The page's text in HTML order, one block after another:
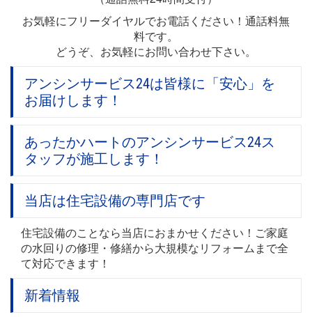
お気軽にフリーダイヤルでお電話ください！通話料無
料です。
どうぞ、お気軽にお問い合わせ下さい。
アンシンサービス24は皆様に「安心」を
お届けします！
あったかハートのアンシンサービス24ス
タッフが施工します！
当店は住宅設備の専門店です
住宅設備のことなら当店におまかせください！ご家庭
の水回りの修理・修繕から大規模なリフォームまで全
て対応できます！
新着情報